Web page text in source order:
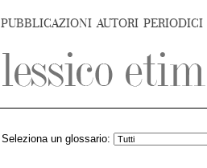
PUBBLICAZIONI AUTORI PERIODICI
Seleziona un glossario: